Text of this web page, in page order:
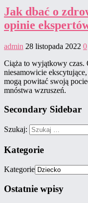
Jak dbać o
opinie
admin 28 listopada 2022 0
Ciąża to wyjątkowy czas.
niesamowicie
mogą powitać swoją
mnóstwa wzruszeń.
Secondary Sidebar
Szukaj:
Kategorie
Kategorie
Ostatnie wpisy